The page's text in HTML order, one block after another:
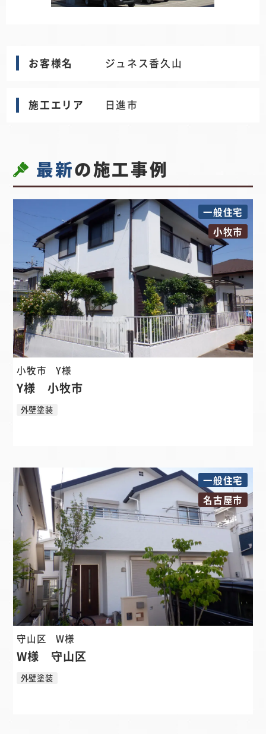
お客様名 ジュネス香久山
施工エリア 日進市
最新の施工事例
一般住宅
小牧市
小牧市 Y様
Y様 小牧市
外壁塗装
一般住宅
名古屋市
守山区 W様
W様 守山区
外壁塗装